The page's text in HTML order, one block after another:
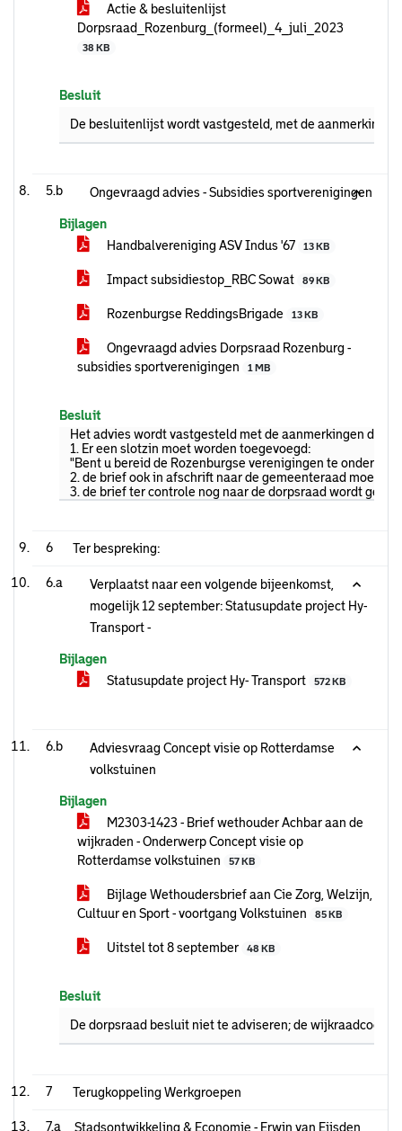
Actie & besluitenlijst
Dorpsraad_Rozenburg_(formeel)_4_juli_2023
38 KB
Besluit
De besluitenlijst wordt vastgesteld, met de aanmerking
5.b Ongevraagd advies - Subsidies sportverenigingen
Bijlagen
Handbalvereniging ASV Indus '67
13 KB
Impact subsidiestop_RBC Sowat 89 KB
Rozenburgse ReddingsBrigade 13 KB
Ongevraagd advies Dorpsraad Rozenburg -
subsidies sportverenigingen
1 MB
Besluit
Het advies wordt vastgesteld met de aanmerkingen dat:
1. Er een slotzin moet worden toegevoegd:
"Bent u bereid de Rozenburgse verenigingen te
2. de brief ook in afschrift naar de gemeenteraad moet
3. de brief ter controle nog naar de dorpsraad wordt
6 Ter bespreking:
6.a
Verplaatst naar een volgende bijeenkomst,
mogelijk 12 september: Statusupdate project Hy-
Transport -
Bijlagen
Statusupdate project Hy- Transport
572 KB
6.b
Adviesvraag Concept visie op Rotterdamse
volkstuinen
Bijlagen
M2303-1423 - Brief wethouder Achbar aan de
wijkraden - Onderwerp Concept visie op
Rotterdamse volkstuinen
57 KB
Bijlage Wethoudersbrief aan Cie Zorg, Welzijn,
Cultuur en Sport - voortgang Volkstuinen
85 KB
Uitstel tot 8 september 48 KB
Besluit
De dorpsraad besluit niet te adviseren; de
7 Terugkoppeling Werkgroepen
7.a Stadsontwikkeling & Economie - Erwin van Eijsden